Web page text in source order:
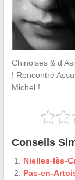
Chinoises &
! Rencontre
Michel !
Conseils
Nielles-lès-
Pas-en-